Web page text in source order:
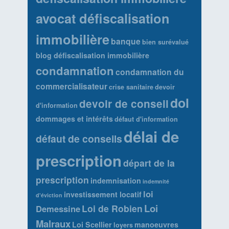
avocat défiscalisation
immobilièrebanque bien surévalué
blog défiscalisation immobilière
condamnation condamnation du
commercialisateurcrise sanitairedevoir
d'information devoir de conseildol
dommages et intérêtsdéfaut d'information
défaut de conseilsdélai de
prescription départ de la
prescription indemnisation indemnité
d'éviction investissement locatif loi
DemessineLoi de Robien Loi
Malraux Loi Scellier loyers manoeuvres